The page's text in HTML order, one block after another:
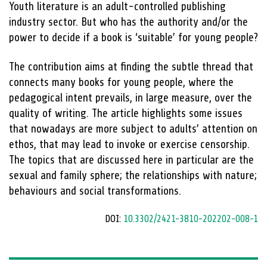
Youth literature is an adult-controlled publishing
industry sector. But who has the authority and/or the
power to decide if a book is ‘suitable’ for young people?
The contribution aims at finding the subtle thread that
connects many books for young people, where the
pedagogical intent prevails, in large measure, over the
quality of writing. The article highlights some issues
that nowadays are more subject to adults’ attention on
ethos, that may lead to invoke or exercise censorship.
The topics that are discussed here in particular are the
sexual and family sphere; the relationships with nature;
behaviours and social transformations.
DOI: 10.3302/2421-3810-202202-008-1